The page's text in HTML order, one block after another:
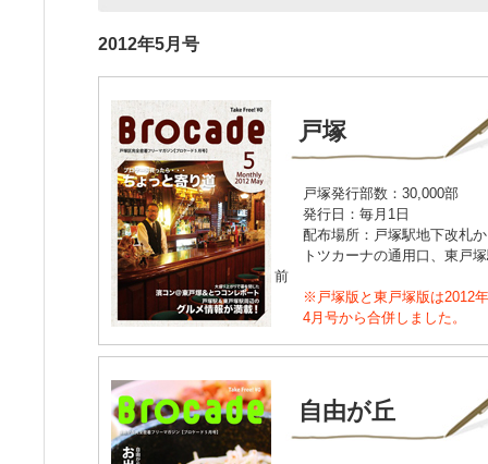
2012年5月号
戸塚
戸塚発行部数：30,000部
発行日：毎月1日
配布場所：戸塚駅地下改札
トツカーナの通用口、東戸
前
※戸塚版と東戸塚版は2012年
4月号から合併しました。
自由が丘